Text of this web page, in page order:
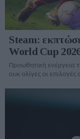
Steam:
World Cup
Προωθητική ενέργεια
ουκ ολίγες οι επιλογές